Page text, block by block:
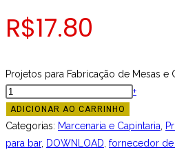
R$17.80
Projetos para Fabricação de Mesas e
+
ADICIONAR AO CARRINHO
Categorias: Marcenaria e Capintaria
para bar, DOWNLOAD fornecedor de